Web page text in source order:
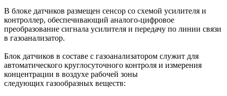
В блоке датчиков размещен сенсор со схемой усилителя и
контроллер, обеспечивающий аналого-цифровое
преобразование сигнала усилителя и передачу по линии связи
в газоанализатор.
Блок датчиков в составе с газоанализатором служит для
автоматического круглосуточного контроля и измерения
концентрации в воздухе рабочей зоны
следующих газообразных веществ: